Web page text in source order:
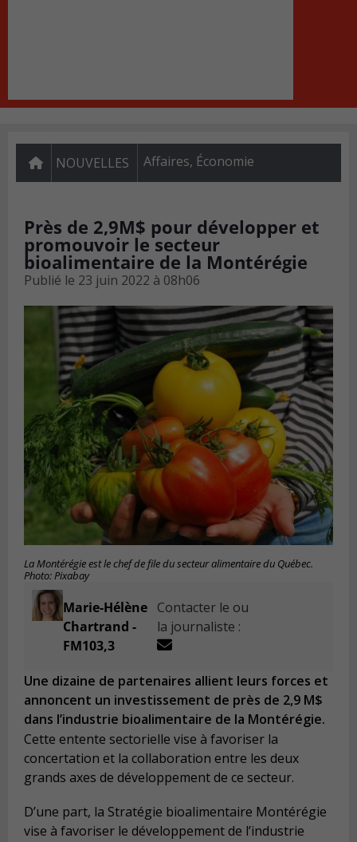
NOUVELLES Affaires, Économie
Près de 2,9M$ pour développer et
promouvoir le secteur
bioalimentaire de la Montérégie
Publié le 23 juin 2022 à 08h06
La Montérégie est le chef de file du secteur alimentaire du Québec.
Photo: Pixabay
Marie-Hélène
Chartrand -
FM103,3
Contacter le ou
la journaliste :
Une dizaine de partenaires allient leurs forces et
annoncent un investissement de près de 2,9 M$
dans l’industrie bioalimentaire de la Montérégie.
Cette entente sectorielle vise à favoriser la
concertation et la collaboration entre les deux
grands axes de développement de ce secteur.
D’une part, la Stratégie bioalimentaire Montérégie
vise à favoriser le développement de l’industrie